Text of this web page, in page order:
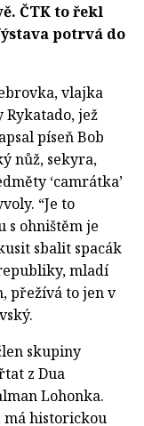
ČTK to řekl
potrvá do
vlajka
jež
píseň Bob
nůž, sekyra,
‘camrátka’
“Je to
s ohništěm je
sbalit spacák
mladí
přežívá to jen v
skupiny
z Dua
Lohonka.
má historickou